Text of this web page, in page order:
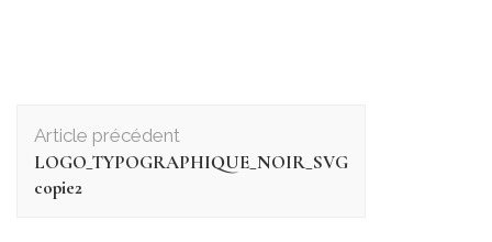
Article précédent
LOGO_TYPOGRAPHIQUE_NOIR_SVG
copie2